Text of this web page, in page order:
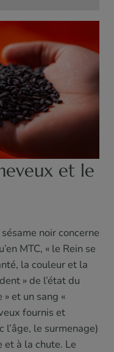
et le
noir concerne
MTC, « le Rein se
la couleur et la
» de l’état du
et un sang «
fournis et
l’âge, le surmenage)
à la chute. Le